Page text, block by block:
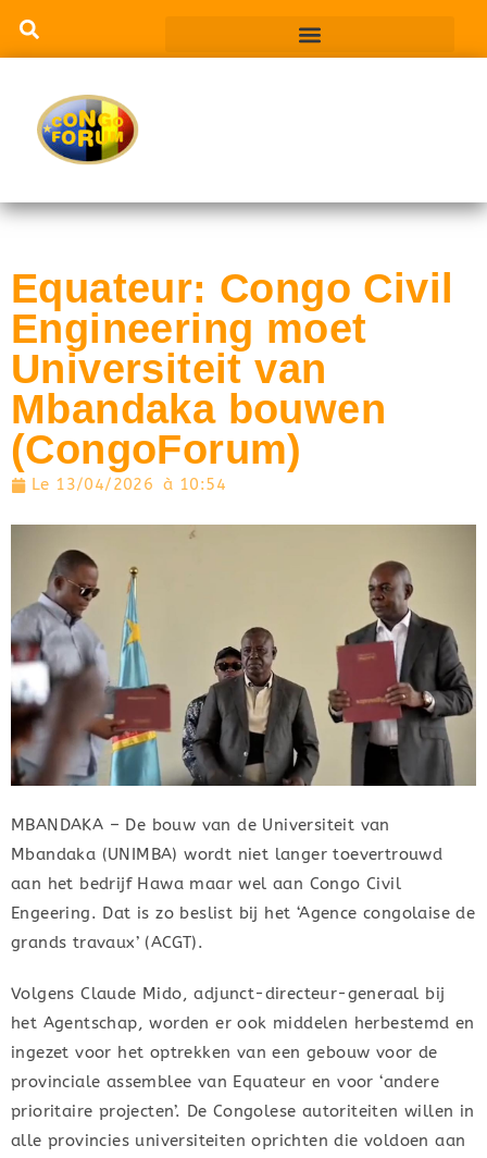
Equateur: Congo Civil
Engineering moet
Universiteit van
Mbandaka bouwen
(CongoForum)
Le 13/04/2026 à 10:54
MBANDAKA – De bouw van de Universiteit van
Mbandaka (UNIMBA) wordt niet langer toevertrouwd
aan het bedrijf Hawa maar wel aan Congo Civil
Engeering. Dat is zo beslist bij het ‘Agence congolaise de
grands travaux’ (ACGT).
Volgens Claude Mido, adjunct-directeur-generaal bij
het Agentschap, worden er ook middelen herbestemd en
ingezet voor het optrekken van een gebouw voor de
provinciale assemblee van Equateur en voor ‘andere
prioritaire projecten’. De Congolese autoriteiten willen in
alle provincies universiteiten oprichten die voldoen aan